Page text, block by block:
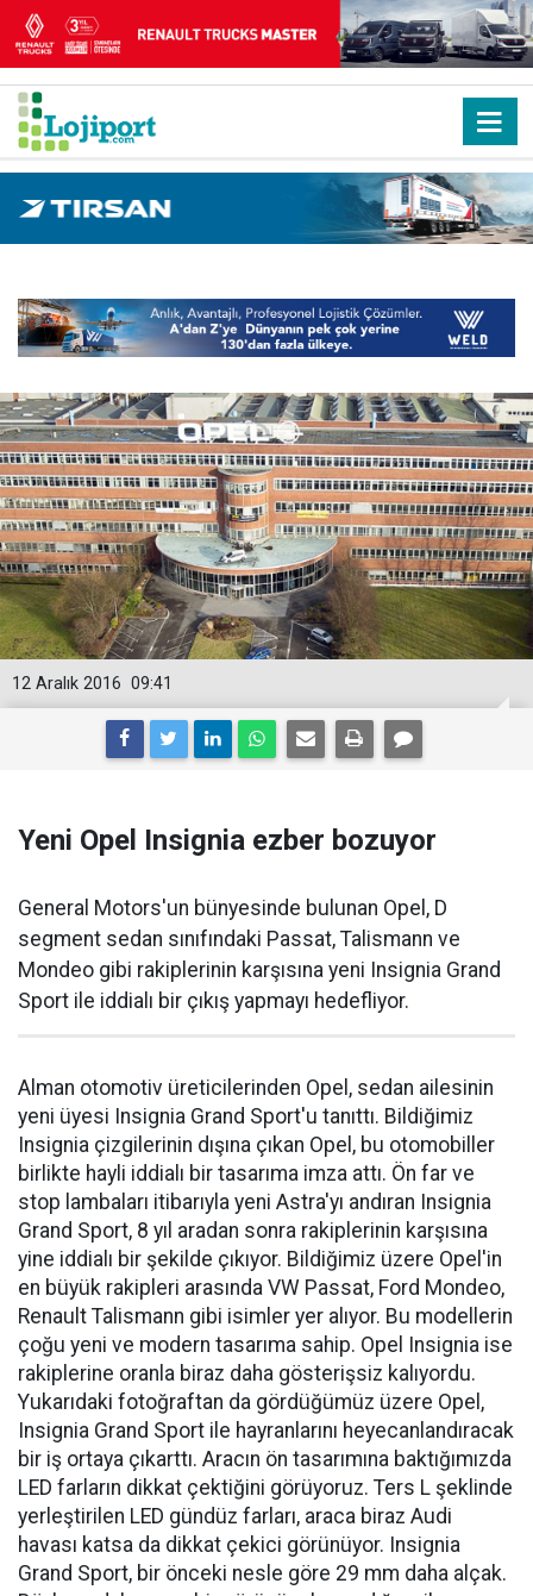
09:41
12 Aralık 2016
Yeni Opel Insignia ezber bozuyor
General Motors'un bünyesinde bulunan Opel, D
segment sedan sınıfındaki Passat, Talismann ve
Mondeo gibi rakiplerinin karşısına yeni Insignia Grand
Sport ile iddialı bir çıkış yapmayı hedefliyor.
Alman otomotiv üreticilerinden Opel, sedan ailesinin
yeni üyesi Insignia Grand Sport'u tanıttı. Bildiğimiz
Insignia çizgilerinin dışına çıkan Opel, bu otomobiller
birlikte hayli iddialı bir tasarıma imza attı. Ön far ve
stop lambaları itibarıyla yeni Astra'yı andıran Insignia
Grand Sport, 8 yıl aradan sonra rakiplerinin karşısına
yine iddialı bir şekilde çıkıyor. Bildiğimiz üzere Opel'in
en büyük rakipleri arasında VW Passat, Ford Mondeo,
Renault Talismann gibi isimler yer alıyor. Bu modellerin
çoğu yeni ve modern tasarıma sahip. Opel Insignia ise
rakiplerine oranla biraz daha gösterişsiz kalıyordu.
Yukarıdaki fotoğraftan da gördüğümüz üzere Opel,
Insignia Grand Sport ile hayranlarını heyecanlandıracak
bir iş ortaya çıkarttı. Aracın ön tasarımına baktığımızda
LED farların dikkat çektiğini görüyoruz. Ters L şeklinde
yerleştirilen LED gündüz farları, araca biraz Audi
havası katsa da dikkat çekici görünüyor. Insignia
Grand Sport, bir önceki nesle göre 29 mm daha alçak.